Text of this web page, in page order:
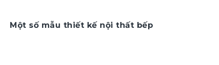
Một số mẫu thiết kế nội thất bếp